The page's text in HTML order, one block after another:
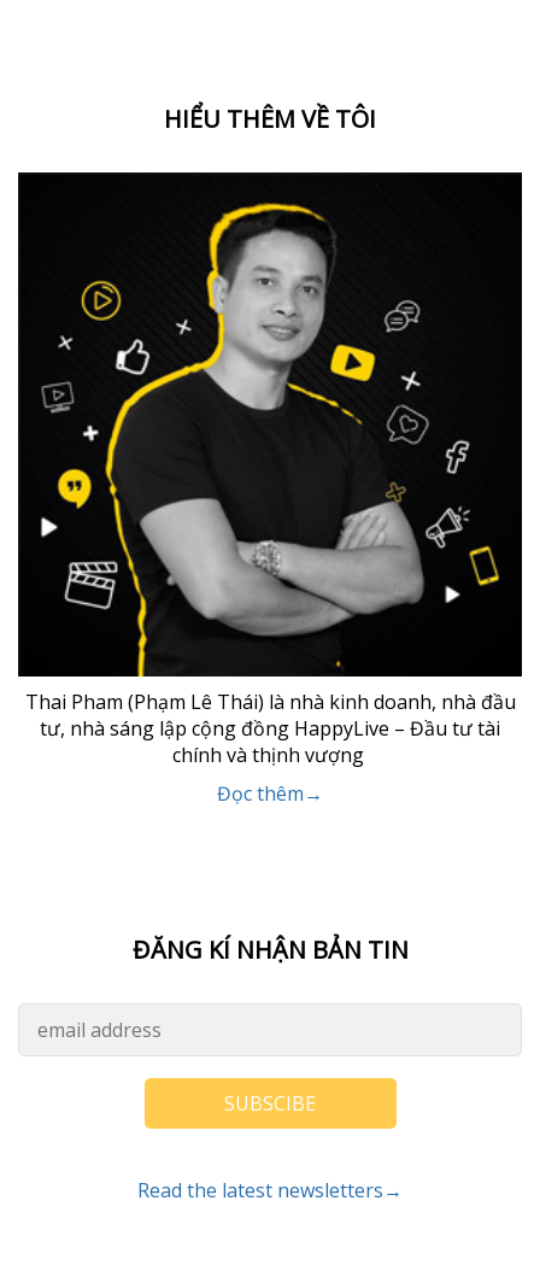
HIỂU THÊM VỀ TÔI
Thai Pham (Phạm Lê Thái) là nhà kinh doanh, nhà đầu
tư, nhà sáng lập cộng đồng HappyLive – Đầu tư tài
chính và thịnh vượng
Đọc thêm→
ĐĂNG KÍ NHẬN BẢN TIN
SUBSCIBE
Read the latest newsletters→